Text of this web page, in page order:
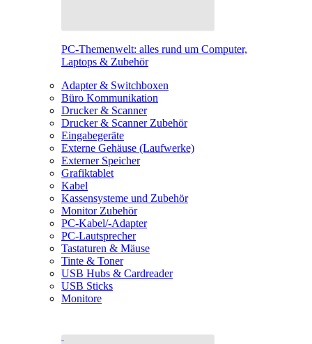
PC-Themenwelt: alles rund um Computer,
Laptops & Zubehör
Adapter & Switchboxen
Büro Kommunikation
Drucker & Scanner
Drucker & Scanner Zubehör
Eingabegeräte
Externe Gehäuse (Laufwerke)
Externer Speicher
Grafiktablet
Kabel
Kassensysteme und Zubehör
Monitor Zubehör
PC-Kabel/-Adapter
PC-Lautsprecher
Tastaturen & Mäuse
Tinte & Toner
USB Hubs & Cardreader
USB Sticks
Monitore